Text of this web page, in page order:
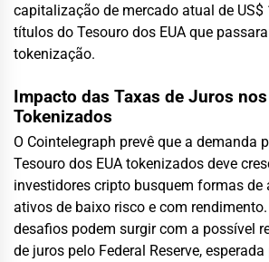
capitalização de mercado atual de US$
títulos do Tesouro dos EUA que
tokenização.
Impacto das Taxas de Juros
Tokenizados
O Cointelegraph prevê que a demanda
Tesouro dos EUA tokenizados deve
investidores cripto busquem formas de
ativos de baixo risco e com
desafios podem surgir com a possível
de juros pelo Federal Reserve,